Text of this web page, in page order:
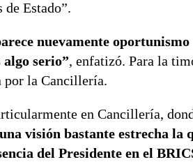
de Estado”.
nuevamente
serio”, enfatizó. Para la
por la Cancillería.
en Cancillería,
visión bastante estrecha
del Presidente en el